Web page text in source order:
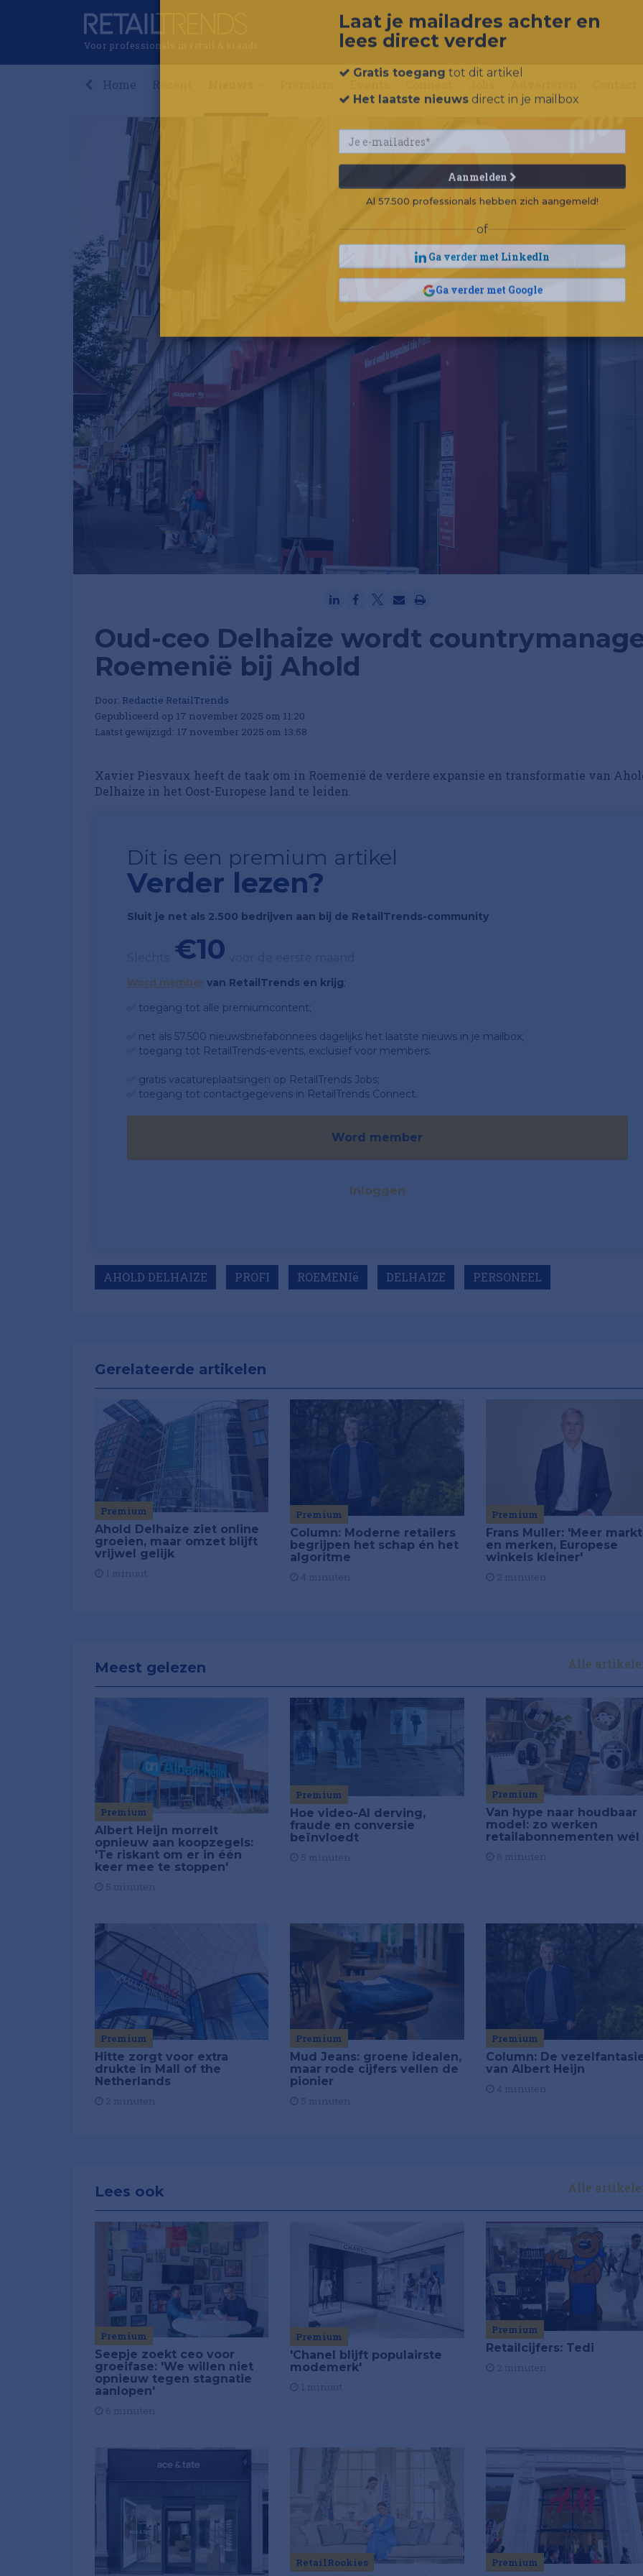
Voor professionals in retail & brands
Home Recent
Oud-ceo Delhaize wordt
Roemenië bij Ahold
Door: Redactie RetailTrends
Gepubliceerd op 17 november 2025 om 11:20
Laatst gewijzigd: 17 november 2025 om 13:58
Xavier Piesvaux heeft de taak om in Roemenië de verdere expansie en transformatie van
Delhaize in het Oost-Europese land te leiden.
Dit is een premium artikel
Verder lezen?
Sluit je net als 2.500 bedrijven aan bij de RetailTrends-community
€10
Word member van RetailTrends en krijg;
✅ toegang tot alle premiumcontent;
✅ net als 57.500 nieuwsbriefabonnees dagelijks het laatste nieuws in je mailbox;
✅ toegang tot RetailTrends-events, exclusief voor members.
✅ gratis vacatureplaatsingen op RetailTrends Jobs;
✅ toegang tot contactgegevens in RetailTrends Connect.
Word member
Inloggen
AHOLD DELHAIZE PROFI ROEMENIë DELHAIZE PERSONEEL
Gerelateerde artikelen
Premium
Ahold Delhaize ziet online
groeien, maar omzet blijft
vrijwel gelijk
Premium
Column: Moderne retailers
begrijpen het schap én het
algoritme
Premium
Frans Muller: 'Meer
en merken, Europese
winkels kleiner'
Meest gelezen Alle
Premium
Albert Heijn morrelt
opnieuw aan koopzegels:
'Te riskant om er in één
keer mee te stoppen'
Premium
Hoe video-AI derving,
fraude en conversie
beïnvloedt
Premium
Van hype naar houdbaar
model: zo werken
retailabonnementen wél
Premium
Hitte zorgt voor extra
drukte in Mall of the
Netherlands
Premium
Mud Jeans: groene idealen,
maar rode cijfers vellen de
pionier
Premium
Column: De
van Albert Heijn
Lees ook Alle
Premium
Seepje zoekt ceo voor
groeifase: 'We willen niet
opnieuw tegen stagnatie
aanlopen'
Premium
'Chanel blijft populairste
modemerk'
Premium
Retailcijfers: Tedi
RetailRookies Premium
Laat je mailadres achter en
Het laatste nieuws
Aanmelden
Al 57.500 professionals hebben zich aangemeld!
of
Ga verder met LinkedIn
Ga verder met Google